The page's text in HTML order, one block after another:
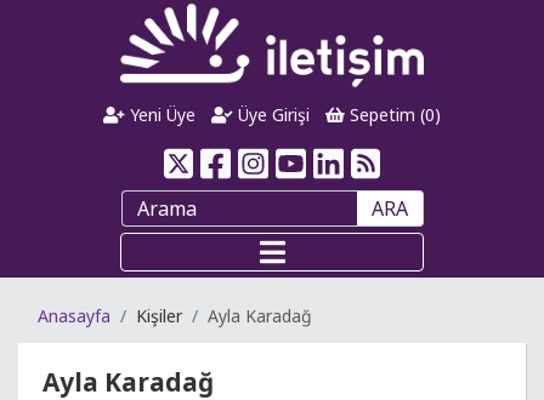
Yeni Üye Üye Girişi Sepetim (0)
ARA
Anasayfa Kişiler Ayla Karadağ
Ayla Karadağ